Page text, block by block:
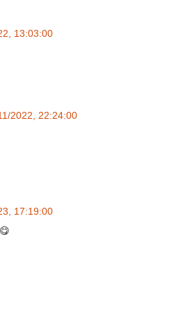
13:03:00
2022, 22:24:00
17:19:00